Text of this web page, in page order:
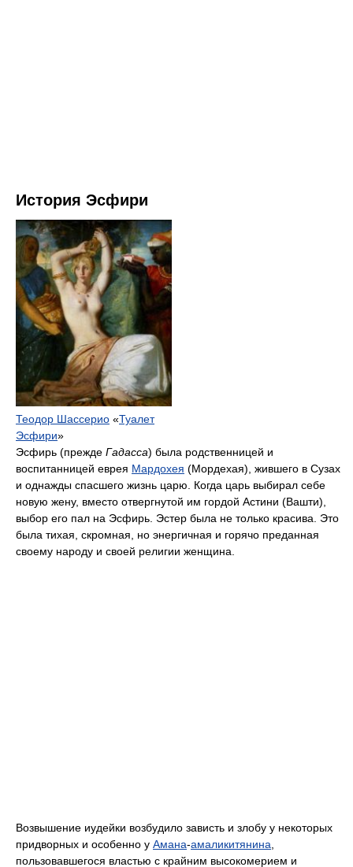
История Эсфири
Теодор Шассерио «Туалет
Эсфири»
Эсфирь (прежде Гадасса) была родственницей и
воспитанницей еврея Мардохея (Мордехая), жившего в Сузах
и однажды спасшего жизнь царю. Когда царь выбирал себе
новую жену, вместо отвергнутой им гордой Астини (Вашти),
выбор его пал на Эсфирь. Эстер была не только красива. Это
была тихая, скромная, но энергичная и горячо преданная
своему народу и своей религии женщина.
Возвышение иудейки возбудило зависть и злобу у некоторых
придворных и особенно у Амана-амаликитянина,
пользовавшегося властью с крайним высокомерием и